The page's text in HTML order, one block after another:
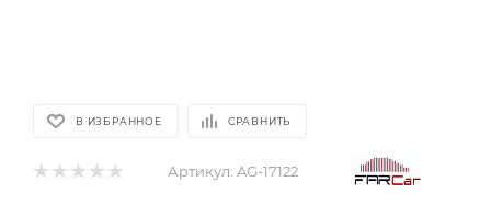
В ИЗБРАННОЕ СРАВНИТЬ
Артикул: AG-17122